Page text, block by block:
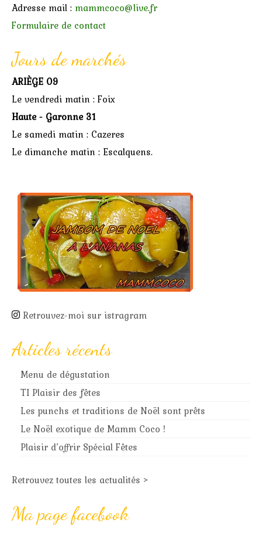
Adresse mail : mammcoco@live.fr
Formulaire de contact
Jours de marchés
ARIÈGE 09
Le vendredi matin : Foix
Haute - Garonne 31
Le samedi matin : Cazeres
Le dimanche matin : Escalquens.
Retrouvez-moi sur istragram
Articles récents
Menu de dégustation
TI Plaisir des fêtes
Les punchs et traditions de Noël sont prêts
Le Noël exotique de Mamm Coco !
Plaisir d’offrir Spécial Fêtes
Retrouvez toutes les actualités >
Ma page facebook